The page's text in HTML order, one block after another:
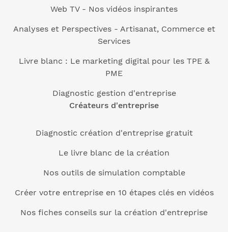
Web TV - Nos vidéos inspirantes
Analyses et Perspectives - Artisanat, Commerce et
Services
Livre blanc : Le marketing digital pour les TPE &
PME
Diagnostic gestion d'entreprise
Créateurs d'entreprise
Diagnostic création d'entreprise gratuit
Le livre blanc de la création
Nos outils de simulation comptable
Créer votre entreprise en 10 étapes clés en vidéos
Nos fiches conseils sur la création d'entreprise